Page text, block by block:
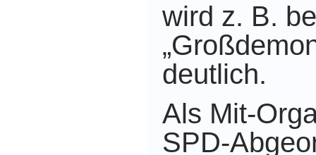
wird z. B.
deutlich.
Als Mit-
SPD-